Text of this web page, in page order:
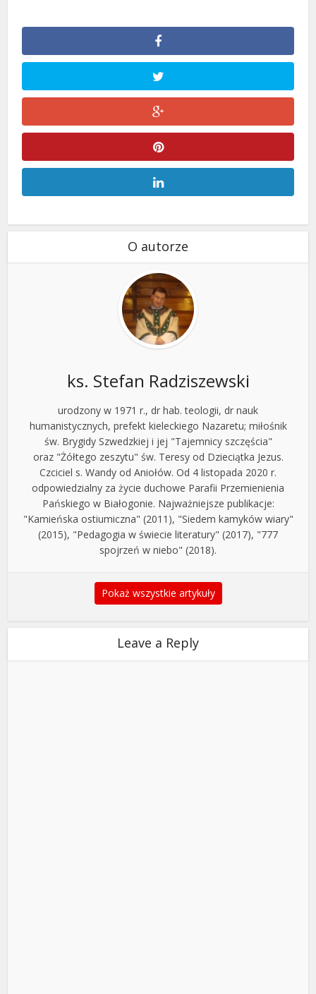
O autorze
ks. Stefan Radziszewski
urodzony w 1971 r., dr hab. teologii, dr nauk
humanistycznych, prefekt kieleckiego Nazaretu; miłośnik
św. Brygidy Szwedzkiej i jej "Tajemnicy szczęścia"
oraz "Żółtego zeszytu" św. Teresy od Dzieciątka Jezus.
Czciciel s. Wandy od Aniołów. Od 4 listopada 2020 r.
odpowiedzialny za życie duchowe Parafii Przemienienia
Pańskiego w Białogonie. Najważniejsze publikacje:
"Kamieńska ostiumiczna" (2011), "Siedem kamyków wiary"
(2015), "Pedagogia w świecie literatury" (2017), "777
spojrzeń w niebo" (2018).
Pokaż wszystkie artykuły
Leave a Reply